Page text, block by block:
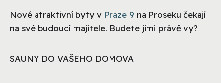
Nové atraktivní byty v Praze 9 na Proseku čekají
na své budoucí majitele. Budete jimi právě vy?
SAUNY DO VAŠEHO DOMOVA